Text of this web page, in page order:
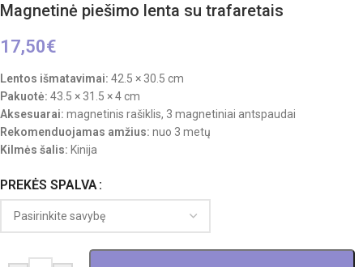
Magnetinė piešimo lenta su trafaretais
17,50€
Lentos išmatavimai: 42.5 × 30.5 cm
Pakuotė: 43.5 × 31.5 × 4 cm
Aksesuarai: magnetinis rašiklis, 3 magnetiniai antspaudai
Rekomenduojamas amžius: nuo 3 metų
Kilmės šalis: Kinija
PREKĖS SPALVA